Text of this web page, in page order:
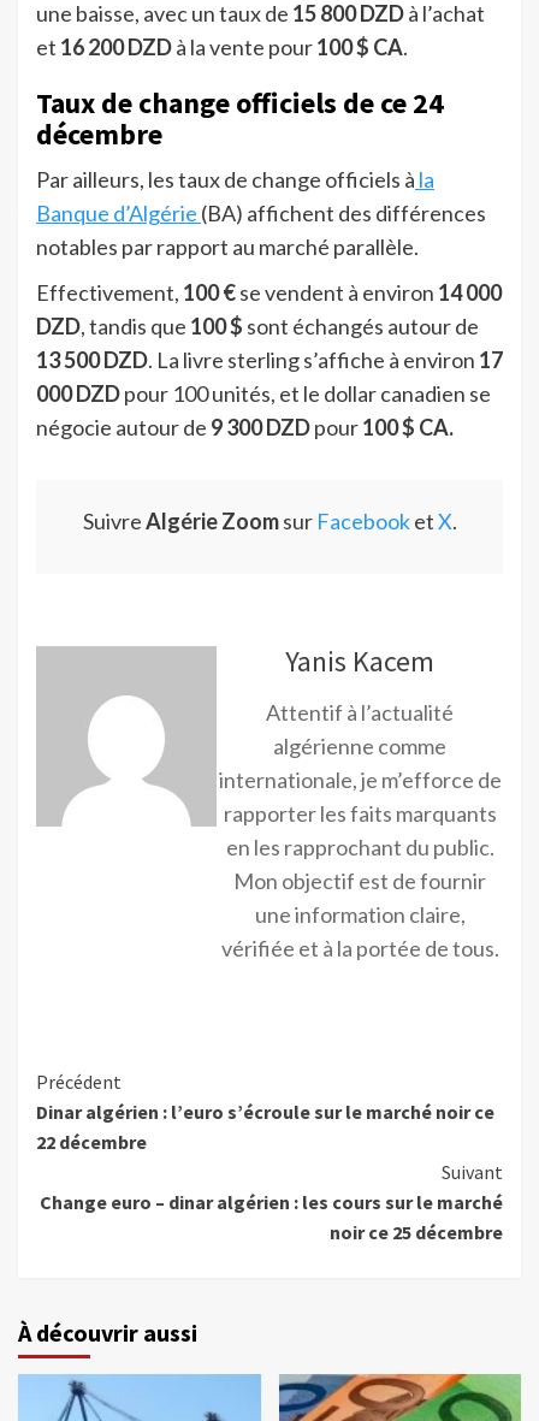
une baisse, avec un taux de 15 800 DZDà l’achat
et 16 200 DZDà la vente pour100 $ CA.
Taux de change officiels de ce 24
décembre
Par ailleurs, les taux de change officiels à la
Banque d’Algérie (BA) affichent des différences
notables par rapport au marché parallèle.
Effectivement, 100 €se vendent à environ 14 000
DZD, tandis que 100 $ sont échangés autour de
13 500 DZD. La livre sterling s’affiche à environ 17
000 DZDpour 100 unités, et le dollar canadien se
négocie autour de 9 300 DZDpour100 $ CA.
SuivreAlgérie Zoomsur FacebooketX.
Yanis Kacem
Attentif à l’actualité
algérienne comme
internationale, je m’efforce de
rapporter les faits marquants
en les rapprochant du public.
Mon objectif est de fournir
une information claire,
vérifiée et à la portée de tous.
Précédent
Dinar algérien : l’euro s’écroule sur le marché noir ce
22 décembre
Suivant
Change euro – dinar algérien : les cours sur le marché
noir ce 25 décembre
À découvrir aussi